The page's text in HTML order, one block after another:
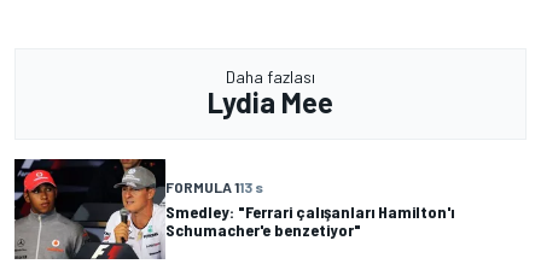
Daha fazlası
Lydia Mee
FORMULA 113 s
Smedley: "Ferrari çalışanları Hamilton'ı
Schumacher'e benzetiyor"